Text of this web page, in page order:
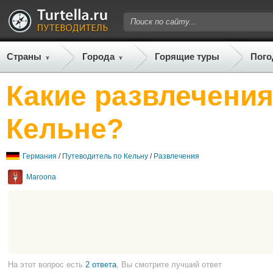
Страны Города Горящие туры
Какие
Кельне?
Германия / Путеводитель по Кельну / Развлечения
Maroona
На этот вопрос есть 2 ответа , Вы смотрите лучший ответ